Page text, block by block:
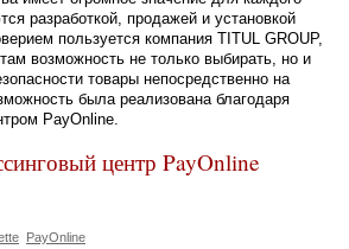
разработкой, продажей и установкой
пользуется компания TITUL GROUP,
возможность не только выбирать, но и
товары непосредственно на
была реализована благодаря
PayOnline.
центр PayOnline
PayOnline